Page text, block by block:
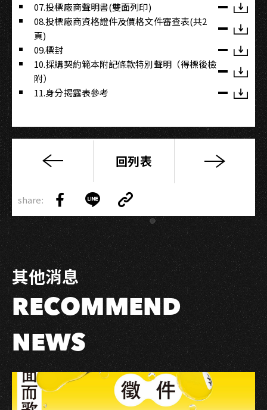
07.投標廠商聲明書(雙面列印)
08.投標廠商資格證件及價格文件審查表(共2
頁)
09.標封
10.採購契約範本附記條款特別聲明（得標後檢
附）
11.身分揭露表參考
愛
2000
趴
高
流
會
員
現
場
獨
享
好
禮
回列表
share:
Share
on
Facebook
Share
on
LINE
Copy
Link
Link
其他消息
RECOMMEND
NEWS